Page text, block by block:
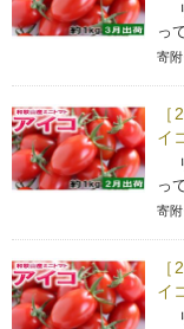
っ
寄
イ
っ
寄
イ